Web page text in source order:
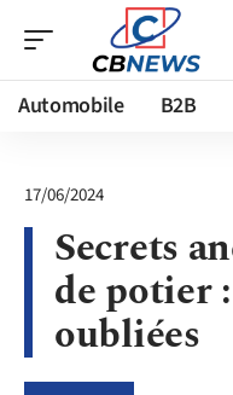
Automobile B2B
17/06/2024
Secrets
de potier
oubliées